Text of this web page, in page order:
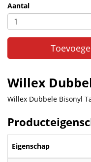
Aantal
Willex
Willex Dubbele Bisonyl
Eigenschap